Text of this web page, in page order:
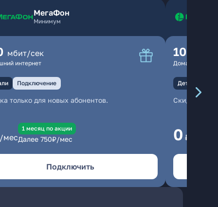
МегаФон
Минимум
мбит/сек
интернет
Подключение
только для новых абонентов.
мес
1 месяц по акции
Далее 750₽/мес
Подключить
100
Домашний
Детали
Скидка
0 ₽/мес